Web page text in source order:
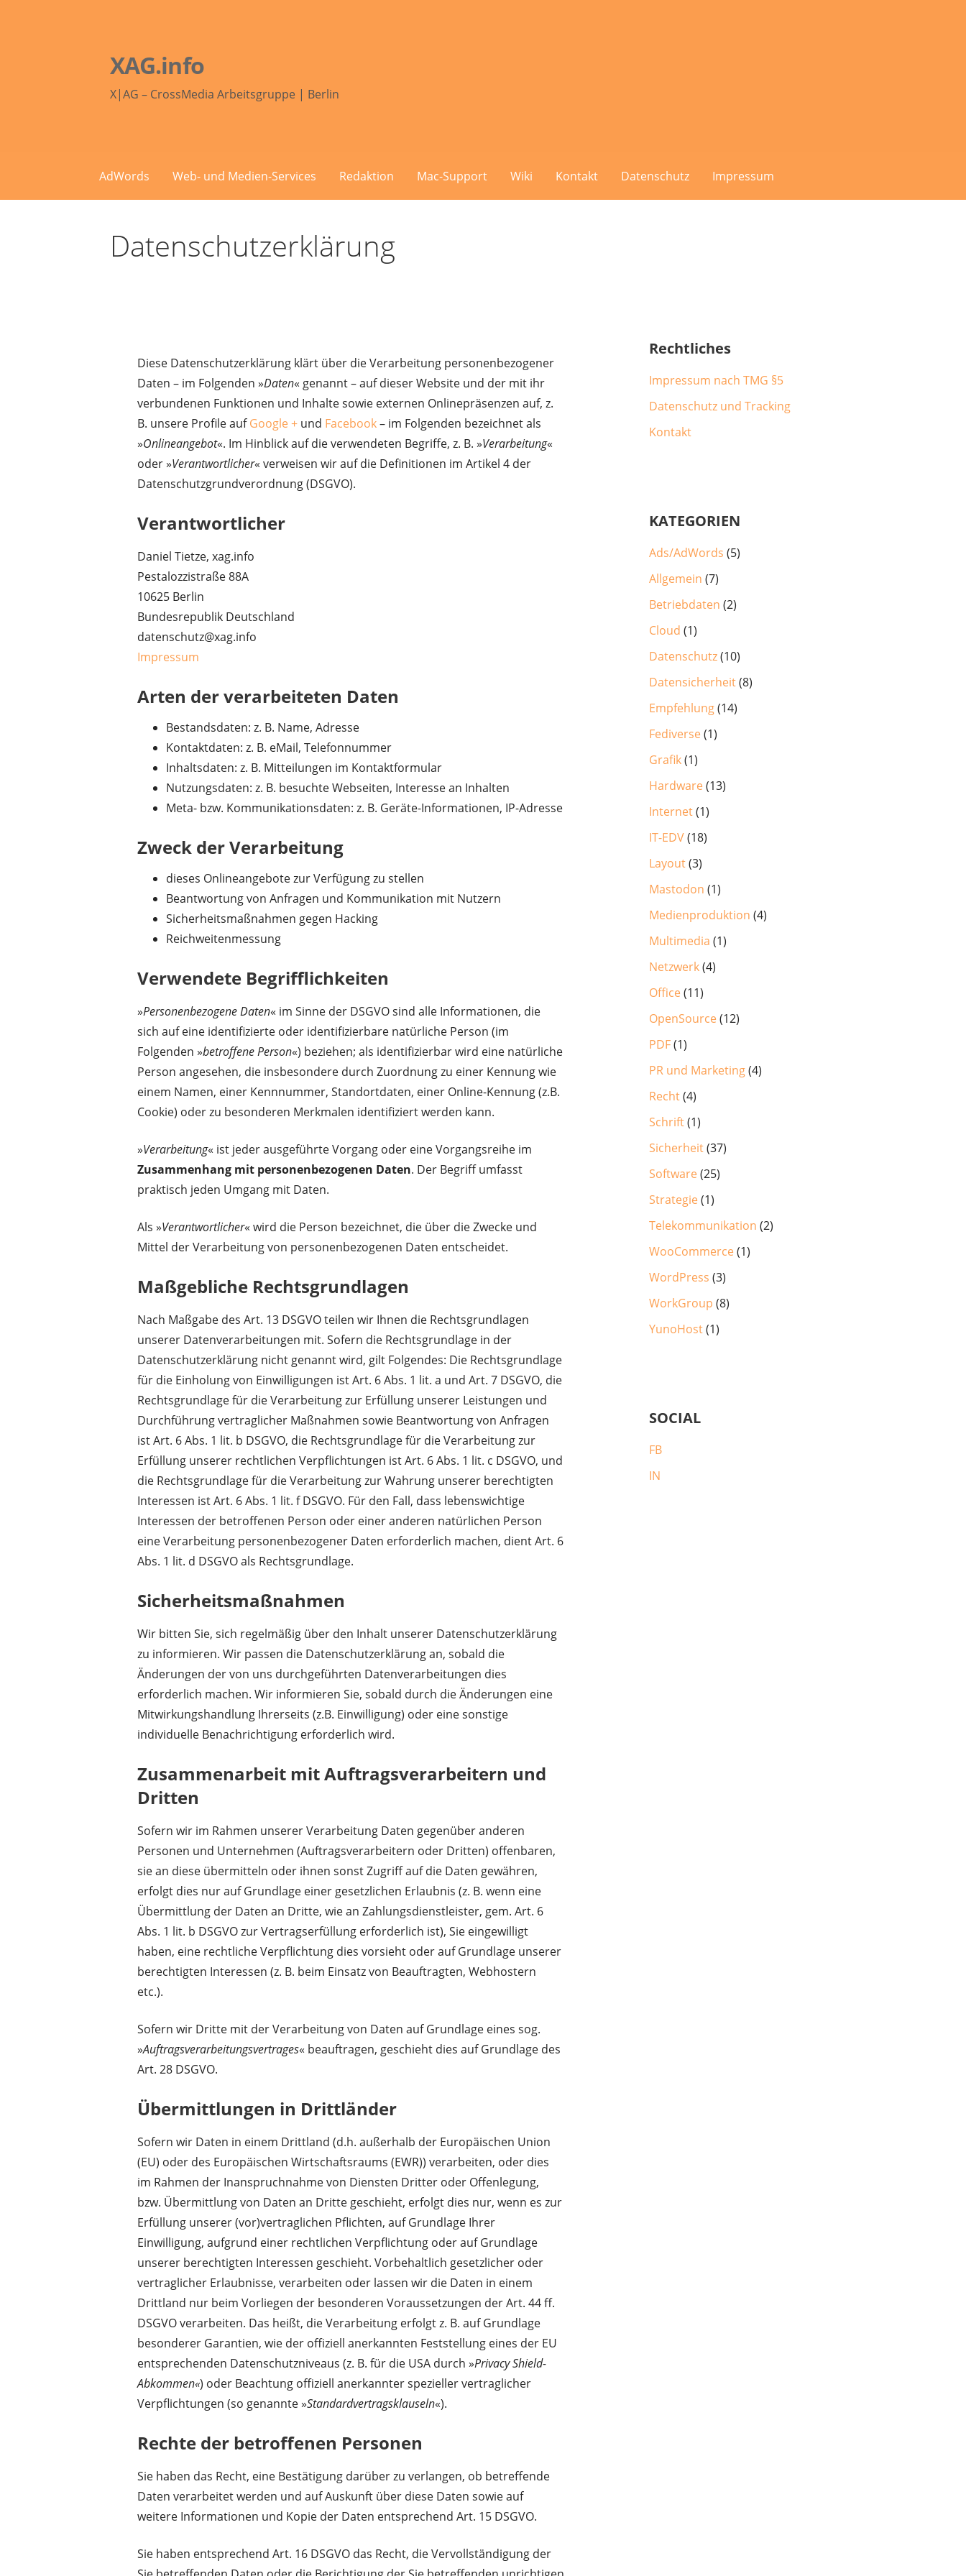
XAG.info
X|AG – CrossMedia Arbeitsgruppe | Berlin
AdWords Web- und Medien-Services Redaktion Mac-Support Wiki Kontakt Datenschutz Impressum
Datenschutzerklärung
Diese Datenschutzerklärung klärt über die Verarbeitung personenbezogener
Daten – im Folgenden »Daten« genannt – auf dieser Website und der mit ihr
verbundenen Funktionen und Inhalte sowie externen Onlinepräsenzen auf, z.
B. unsere Profile aufGoogle + und Facebook– im Folgenden bezeichnet als
»Onlineangebot«. Im Hinblick auf die verwendeten Begriffe, z. B. »Verarbeitung«
oder »Verantwortlicher« verweisen wir auf die Definitionen im Artikel 4 der
Datenschutzgrundverordnung (DSGVO).
Verantwortlicher
Daniel Tietze, xag.info
Pestalozzistraße 88A
10625 Berlin
Bundesrepublik Deutschland
datenschutz@xag.info
Impressum
Arten der verarbeiteten Daten
Bestandsdaten: z. B. Name, Adresse
Kontaktdaten: z. B. eMail, Telefonnummer
Inhaltsdaten: z. B. Mitteilungen im Kontaktformular
Nutzungsdaten: z. B. besuchte Webseiten, Interesse an Inhalten
Meta- bzw. Kommunikationsdaten: z. B. Geräte-Informationen, IP-Adresse
Zweck der Verarbeitung
dieses Onlineangebote zur Verfügung zu stellen
Beantwortung von Anfragen und Kommunikation mit Nutzern
Sicherheitsmaßnahmen gegen Hacking
Reichweitenmessung
Verwendete Begrifflichkeiten
»Personenbezogene Daten« im Sinne der DSGVO sind alle Informationen, die
sich auf eine identifizierte oder identifizierbare natürliche Person (im
Folgenden »betroffene Person«) beziehen; als identifizierbar wird eine natürliche
Person angesehen, die insbesondere durch Zuordnung zu einer Kennung wie
einem Namen, einer Kennnummer, Standortdaten, einer Online-Kennung (z.B.
Cookie) oder zu besonderen Merkmalen identifiziert werden kann.
»Verarbeitung« ist jeder ausgeführte Vorgang oder eine Vorgangsreihe im
Zusammenhang mit personenbezogenen Daten. Der Begriff umfasst
praktisch jeden Umgang mit Daten.
Als »Verantwortlicher« wird die Person bezeichnet, die über die Zwecke und
Mittel der Verarbeitung von personenbezogenen Daten entscheidet.
Maßgebliche Rechtsgrundlagen
Nach Maßgabe des Art. 13 DSGVO teilen wir Ihnen die Rechtsgrundlagen
unserer Datenverarbeitungen mit. Sofern die Rechtsgrundlage in der
Datenschutzerklärung nicht genannt wird, gilt Folgendes: Die Rechtsgrundlage
für die Einholung von Einwilligungen ist Art. 6 Abs. 1 lit. a und Art. 7 DSGVO, die
Rechtsgrundlage für die Verarbeitung zur Erfüllung unserer Leistungen und
Durchführung vertraglicher Maßnahmen sowie Beantwortung von Anfragen
ist Art. 6 Abs. 1 lit. b DSGVO, die Rechtsgrundlage für die Verarbeitung zur
Erfüllung unserer rechtlichen Verpflichtungen ist Art. 6 Abs. 1 lit. c DSGVO, und
die Rechtsgrundlage für die Verarbeitung zur Wahrung unserer berechtigten
Interessen ist Art. 6 Abs. 1 lit. f DSGVO. Für den Fall, dass lebenswichtige
Interessen der betroffenen Person oder einer anderen natürlichen Person
eine Verarbeitung personenbezogener Daten erforderlich machen, dient Art. 6
Abs. 1 lit. d DSGVO als Rechtsgrundlage.
Sicherheitsmaßnahmen
Wir bitten Sie, sich regelmäßig über den Inhalt unserer Datenschutzerklärung
zu informieren. Wir passen die Datenschutzerklärung an, sobald die
Änderungen der von uns durchgeführten Datenverarbeitungen dies
erforderlich machen. Wir informieren Sie, sobald durch die Änderungen eine
Mitwirkungshandlung Ihrerseits (z.B. Einwilligung) oder eine sonstige
individuelle Benachrichtigung erforderlich wird.
Zusammenarbeit mit Auftragsverarbeitern und
Dritten
Sofern wir im Rahmen unserer Verarbeitung Daten gegenüber anderen
Personen und Unternehmen (Auftragsverarbeitern oder Dritten) offenbaren,
sie an diese übermitteln oder ihnen sonst Zugriff auf die Daten gewähren,
erfolgt dies nur auf Grundlage einer gesetzlichen Erlaubnis (z. B. wenn eine
Übermittlung der Daten an Dritte, wie an Zahlungsdienstleister, gem. Art. 6
Abs. 1 lit. b DSGVO zur Vertragserfüllung erforderlich ist), Sie eingewilligt
haben, eine rechtliche Verpflichtung dies vorsieht oder auf Grundlage unserer
berechtigten Interessen (z. B. beim Einsatz von Beauftragten, Webhostern
etc.).
Sofern wir Dritte mit der Verarbeitung von Daten auf Grundlage eines sog.
»Auftragsverarbeitungsvertrages« beauftragen, geschieht dies auf Grundlage des
Art. 28 DSGVO.
Übermittlungen in Drittländer
Sofern wir Daten in einem Drittland (d.h. außerhalb der Europäischen Union
(EU) oder des Europäischen Wirtschaftsraums (EWR)) verarbeiten, oder dies
im Rahmen der Inanspruchnahme von Diensten Dritter oder Offenlegung,
bzw. Übermittlung von Daten an Dritte geschieht, erfolgt dies nur, wenn es zur
Erfüllung unserer (vor)vertraglichen Pflichten, auf Grundlage Ihrer
Einwilligung, aufgrund einer rechtlichen Verpflichtung oder auf Grundlage
unserer berechtigten Interessen geschieht. Vorbehaltlich gesetzlicher oder
vertraglicher Erlaubnisse, verarbeiten oder lassen wir die Daten in einem
Drittland nur beim Vorliegen der besonderen Voraussetzungen der Art. 44 ff.
DSGVO verarbeiten. Das heißt, die Verarbeitung erfolgt z. B. auf Grundlage
besonderer Garantien, wie der offiziell anerkannten Feststellung eines der EU
entsprechenden Datenschutzniveaus (z. B. für die USA durch »Privacy Shield-
Abkommen«) oder Beachtung offiziell anerkannter spezieller vertraglicher
Verpflichtungen (so genannte »Standardvertragsklauseln«).
Rechte der betroffenen Personen
Sie haben das Recht, eine Bestätigung darüber zu verlangen, ob betreffende
Daten verarbeitet werden und auf Auskunft über diese Daten sowie auf
weitere Informationen und Kopie der Daten entsprechend Art. 15 DSGVO.
Sie haben entsprechend Art. 16 DSGVO das Recht, die Vervollständigung der
Rechtliches
Impressum nach TMG §5
Datenschutz und Tracking
Kontakt
KATEGORIEN
Ads/AdWords (5)
Allgemein (7)
Betriebdaten (2)
Cloud (1)
Datenschutz(10)
Datensicherheit(8)
Empfehlung(14)
Fediverse(1)
Grafik(1)
Hardware(13)
Internet(1)
IT-EDV(18)
Layout(3)
Mastodon (1)
Medienproduktion (4)
Multimedia (1)
Netzwerk(4)
Office(11)
OpenSource(12)
PDF(1)
PR und Marketing(4)
Recht(4)
Schrift(1)
Sicherheit(37)
Software(25)
Strategie(1)
Telekommunikation (2)
WooCommerce(1)
WordPress (3)
WorkGroup (8)
YunoHost(1)
SOCIAL
FB
IN